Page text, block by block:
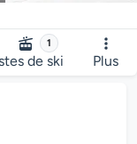
1
de ski Plus